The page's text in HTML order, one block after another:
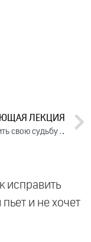
ЛЕКЦИЯ
Как улучшить свою судьбу в бизнесе? (2019)
исправить
и не хочет